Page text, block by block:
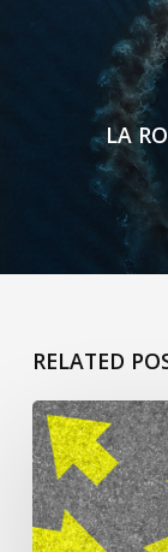
LA
RELATED
ça
commence
pour
Jacqueline
L’h